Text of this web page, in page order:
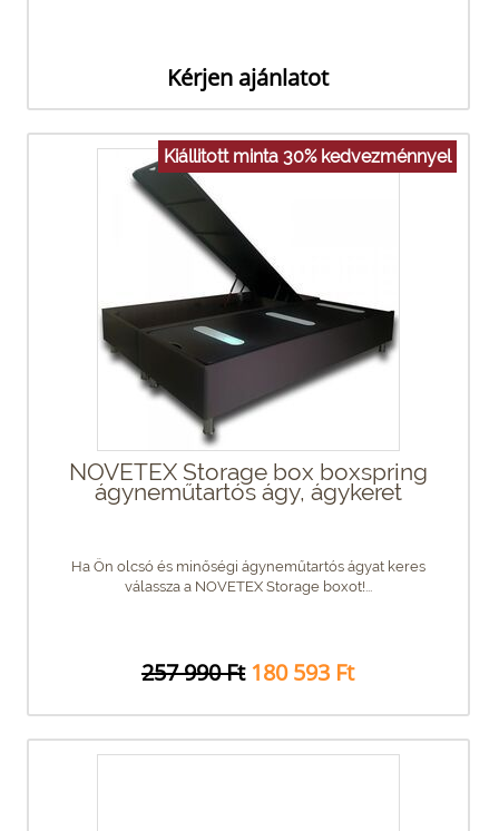
Kérjen ajánlatot
Kiállitott minta 30% kedvezménnyel
NOVETEX Storage box boxspring
ágyneműtartós ágy, ágykeret
Ha Ön olcsó és minőségi ágyneműtartós ágyat keres
válassza a NOVETEX Storage boxot!...
257 990 Ft 180 593 Ft